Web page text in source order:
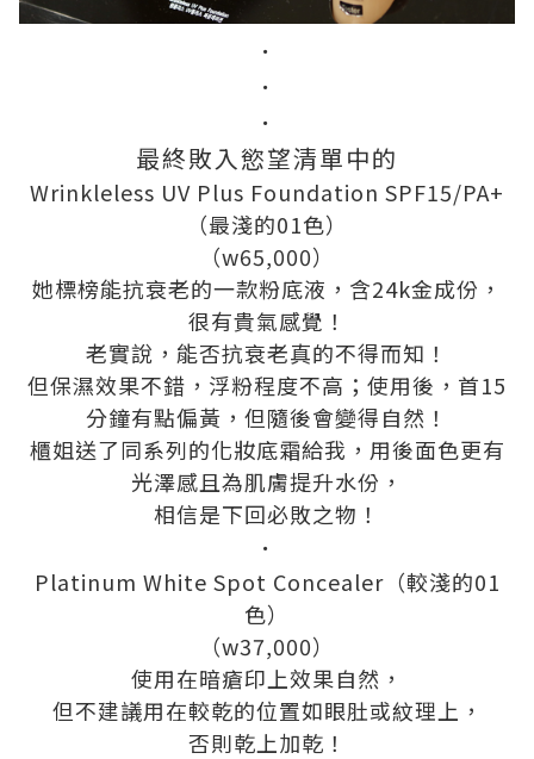
．
．
．
最終敗入慾望清單中的
Wrinkleless UV Plus Foundation SPF15/PA+
（最淺的01色）
（w65,000）
她標榜能抗衰老的一款粉底液，含24k金成份，
很有貴氣感覺！
老實說，能否抗衰老真的不得而知！
但保濕效果不錯，浮粉程度不高；使用後，首15
分鐘有點偏黃，但隨後會變得自然！
櫃姐送了同系列的化妝底霜給我，用後面色更有
光澤感且為肌膚提升水份，
相信是下回必敗之物！
．
Platinum White Spot Concealer（較淺的01
色）
（w37,000）
使用在暗瘡印上效果自然，
但不建議用在較乾的位置如眼肚或紋理上，
否則乾上加乾！